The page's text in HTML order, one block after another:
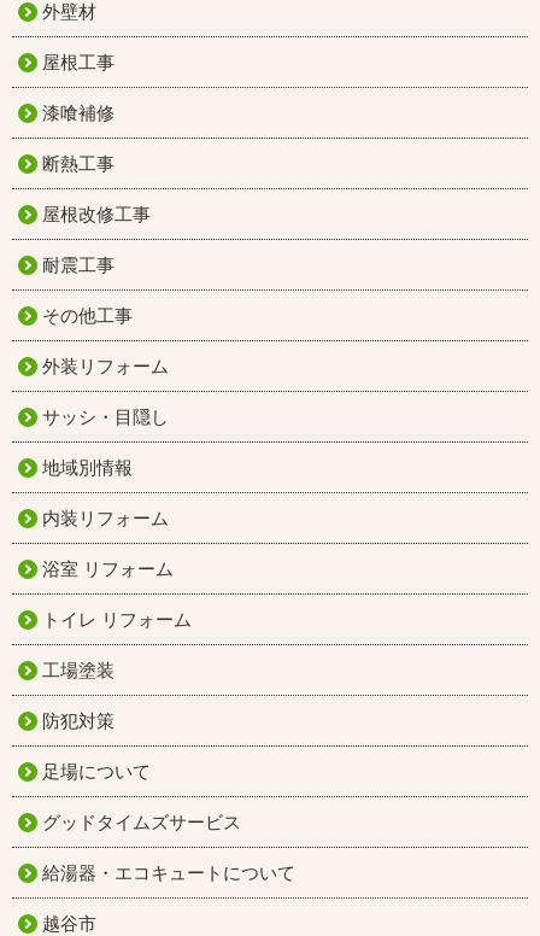
外壁材
屋根工事
漆喰補修
断熱工事
屋根改修工事
耐震工事
その他工事
外装リフォーム
サッシ・目隠し
地域別情報
内装リフォーム
浴室 リフォーム
トイレ リフォーム
工場塗装
防犯対策
足場について
グッドタイムズサービス
給湯器・エコキュートについて
越谷市